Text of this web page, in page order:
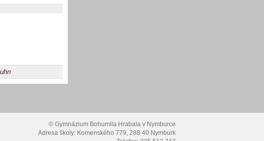
© Gymnázium Bohumila Hrabala v Nymburce
Adresa školy: Komenského 779, 288 40 Nymburk